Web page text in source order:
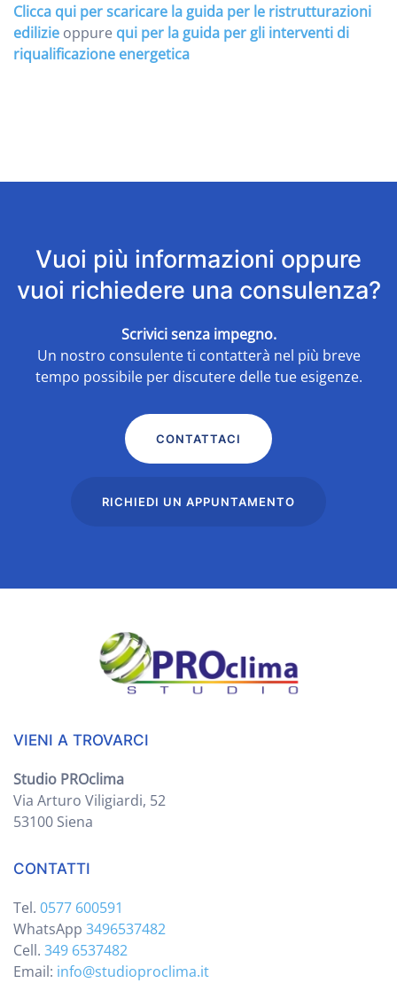
Clicca qui per scaricare la guida per le ristrutturazioni
edilizie oppure qui per la guida per gli interventi di
riqualificazione energetica
Vuoi più informazioni oppure
vuoi richiedere una consulenza?
Scrivici senza impegno.
Un nostro consulente ti contatterà nel più breve
tempo possibile per discutere delle tue esigenze.
CONTATTACI
RICHIEDI UN APPUNTAMENTO
VIENI A TROVARCI
Studio PROclima
Via Arturo Viligiardi, 52
53100 Siena
CONTATTI
Tel. 0577 600591
WhatsApp 3496537482
Cell. 349 6537482
Email: info@studioproclima.it